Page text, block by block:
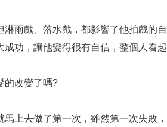
雨戲、落水戲，都影響了他拍戲的
功，讓他變得很有自信，整個人看起
的改變了嗎?
上去做了第一次，雖然第一次失敗